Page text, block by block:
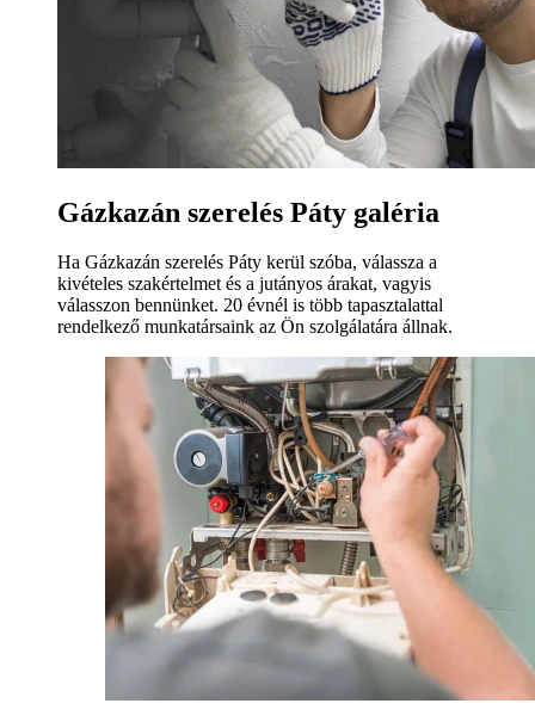
Gázkazán szerelés Páty galéria
Ha Gázkazán szerelés Páty kerül szóba, válassza a
kivételes szakértelmet és a jutányos árakat, vagyis
válasszon bennünket. 20 évnél is több tapasztalattal
rendelkező munkatársaink az Ön szolgálatára állnak.